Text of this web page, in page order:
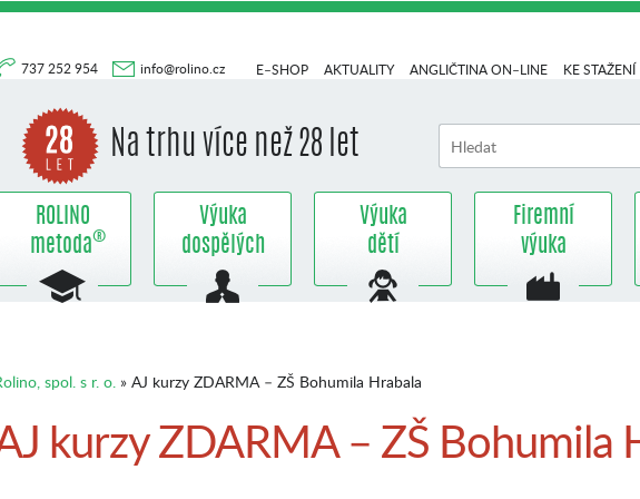
737 252 954 info@rolino.cz
Na trhu více než 28 let
E–SHOP AKTUALITY ANGLIČTINA ON–LINE KE STAŽENÍ
ROLINO
metoda®
Výuka
dospělých
Výuka
dětí
Firemní
výuka
spol. s r. o. » AJ kurzy ZDARMA – ZŠ Bohumila Hrabala
kurzy ZDARMA – ZŠ Bohumila